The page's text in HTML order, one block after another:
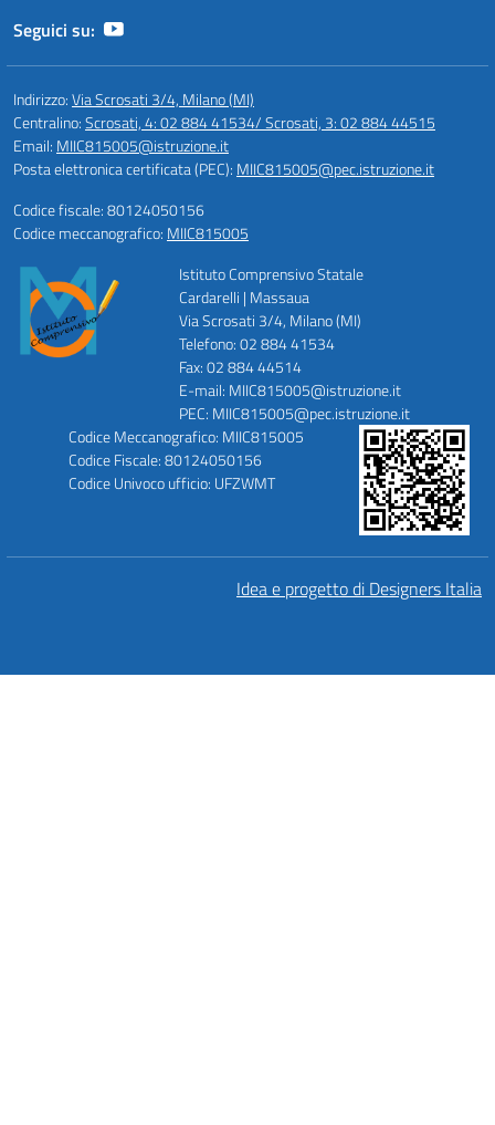
Seguici su:
Indirizzo:Via Scrosati 3/4, Milano (MI)
Centralino:Scrosati, 4: 02 884 41534/ Scrosati, 3: 02 884 44515
Email: MIIC815005@istruzione.it
Posta elettronica certificata (PEC): MIIC815005@pec.istruzione.it
Codice fiscale: 80124050156
Codice meccanografico: MIIC815005
Istituto Comprensivo Statale
Cardarelli | Massaua
Via Scrosati 3/4, Milano (MI)
Telefono: 02 884 41534
Fax: 02 884 44514
E-mail: MIIC815005@istruzione.it
PEC: MIIC815005@pec.istruzione.it
Codice Meccanografico: MIIC815005
Codice Fiscale: 80124050156
Codice Univoco ufficio: UFZWMT
Idea e progetto di Designers Italia